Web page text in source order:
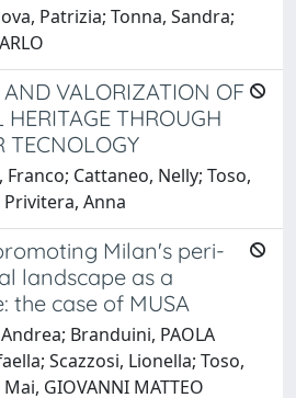
Patrizia; Tonna, Sandra;
VALORIZATION OF
HERITAGE THROUGH
TECNOLOGY
Cattaneo, Nelly; Toso,
Privitera, Anna
Milan's peri-
landscape as a
the case of MUSA
Branduini, PAOLA
Scazzosi, Lionella; Toso,
Mai, GIOVANNI MATTEO